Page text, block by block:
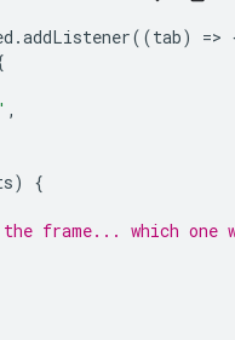
.addListener((tab) =>
,
)
{
frame... which one